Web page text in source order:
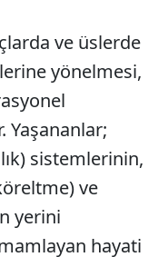
ve üslerde
yönelmesi,
Yaşananlar;
sistemlerinin,
ve
yerini
hayati